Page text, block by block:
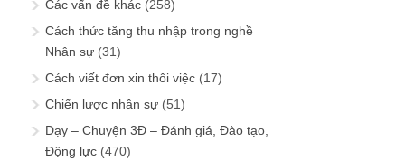
Các vấn đề khác (258)
Cách thức tăng thu nhập trong nghề
Nhân sự (31)
Cách viết đơn xin thôi việc (17)
Chiến lược nhân sự (51)
Dạy – Chuyện 3Đ – Đánh giá, Đào tạo,
Động lực (470)